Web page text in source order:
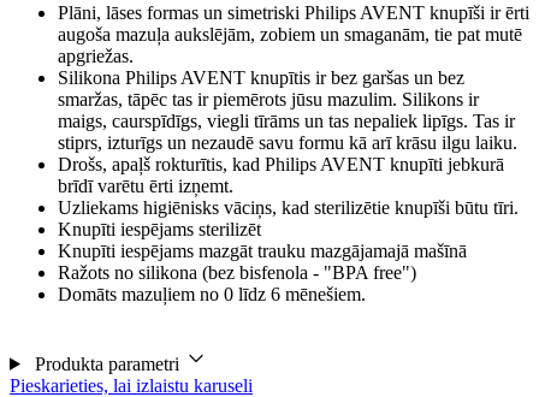
Plāni, lāses formas un simetriski Philips AVENT knupīši ir ērti
augoša mazuļa aukslējām, zobiem un smaganām, tie pat mutē
apgriežas.
Silikona Philips AVENT knupītis ir bez garšas un bez
smaržas, tāpēc tas ir piemērots jūsu mazulim. Silikons ir
maigs, caurspīdīgs, viegli tīrāms un tas nepaliek lipīgs. Tas ir
stiprs, izturīgs un nezaudē savu formu kā arī krāsu ilgu laiku.
Drošs, apaļš rokturītis, kad Philips AVENT knupīti jebkurā
brīdī varētu ērti izņemt.
Uzliekams higiēnisks vāciņs, kad sterilizētie knupīši būtu tīri.
Knupīti iespējams sterilizēt
Knupīti iespējams mazgāt trauku mazgājamajā mašīnā
Ražots no silikona (bez bisfenola - "BPA free")
Domāts mazuļiem no 0 līdz 6 mēnešiem.
Produkta parametri
Pieskarieties, lai izlaistu karuseli